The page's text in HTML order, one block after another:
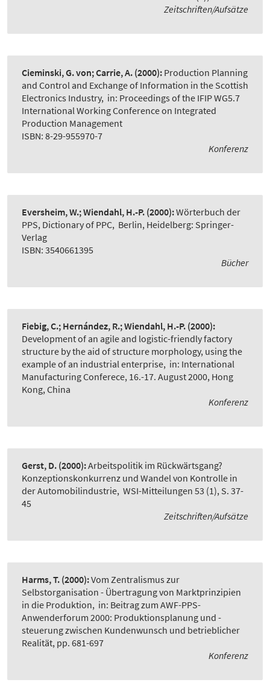
Zeitschriften/Aufsätze
Cieminski, G. von; Carrie, A. (2000): Production Planning
and Control and Exchange of Information in the Scottish
Electronics Industry, in: Proceedings of the IFIP WG5.7
International Working Conference on Integrated
Production Management
ISBN: 8-29-955970-7
Konferenz
Eversheim, W.; Wiendahl, H.-P. (2000):Wörterbuch der
PPS, Dictionary of PPC, Berlin, Heidelberg: Springer-
Verlag
ISBN: 3540661395
Bücher
Fiebig, C.; Hernández, R.; Wiendahl, H.-P. (2000):
Development of an agile and logistic-friendly factory
structure by the aid of structure morphology, using the
example of an industrial enterprise, in: International
Manufacturing Conferece, 16.-17. August 2000, Hong
Kong, China
Konferenz
Gerst, D. (2000):Arbeitspolitik im Rückwärtsgang?
Konzeptionskonkurrenz und Wandel von Kontrolle in
der Automobilindustrie, WSI-Mitteilungen 53 (1), S. 37-
45
Zeitschriften/Aufsätze
Harms, T. (2000):Vom Zentralismus zur
Selbstorganisation - Übertragung von Marktprinzipien
in die Produktion, in: Beitrag zum AWF-PPS-
Anwenderforum 2000: Produktionsplanung und -
steuerung zwischen Kundenwunsch und betrieblicher
Realität, pp. 681-697
Konferenz